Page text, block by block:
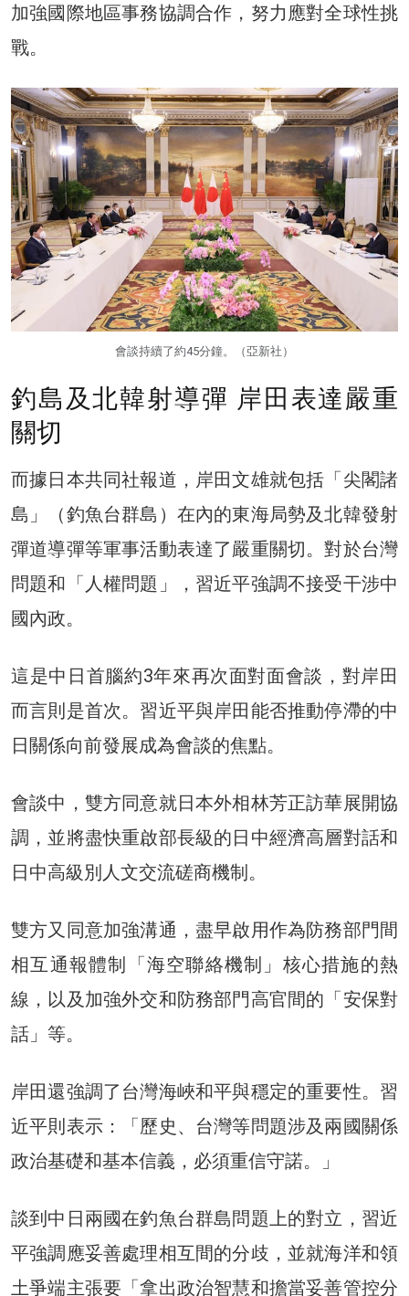
加強國際地區事務協調合作，努力應對全球性挑
戰。
會談持續了約45分鐘。（亞新社）
釣島及北韓射導彈 岸田表達嚴重
關切
而據日本共同社報道，岸田文雄就包括「尖閣諸
島」（釣魚台群島）在內的東海局勢及北韓發射
彈道導彈等軍事活動表達了嚴重關切。對於台灣
問題和「人權問題」，習近平強調不接受干涉中
國內政。
這是中日首腦約3年來再次面對面會談，對岸田
而言則是首次。習近平與岸田能否推動停滯的中
日關係向前發展成為會談的焦點。
會談中，雙方同意就日本外相林芳正訪華展開協
調，並將盡快重啟部長級的日中經濟高層對話和
日中高級別人文交流磋商機制。
雙方又同意加強溝通，盡早啟用作為防務部門間
相互通報體制「海空聯絡機制」核心措施的熱
線，以及加強外交和防務部門高官間的「安保對
話」等。
岸田還強調了台灣海峽和平與穩定的重要性。習
近平則表示：「歷史、台灣等問題涉及兩國關係
政治基礎和基本信義，必須重信守諾。」
談到中日兩國在釣魚台群島問題上的對立，習近
平強調應妥善處理相互間的分歧，並就海洋和領
土爭端主張要「拿出政治智慧和擔當妥善管控分